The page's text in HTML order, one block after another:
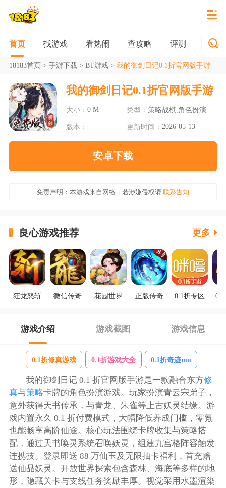
首页 找游戏 看热闹 查攻略 评测 新游
18183首页> 手游下载> BT游戏> 我的御剑日记0.1折官网版手游
我的御剑日记0.1折官网版手游
大小：0 M 类型： 策略战棋,角色扮演
版本： 更新时间： 2026-05-13
安卓下载
免责声明：本游戏来自网络，若涉嫌侵权请 联系告知
良心游戏推荐 更多
狂龙怒斩 微信传奇 花园世界 正版传奇 0.1折专区
游戏介绍 游戏截图 游戏信息
0.1折修真游戏 0.1折游戏大全 0.1折奇迹mu
我的御剑日记 0.1 折官网版手游是一款融合东方修
真与策略卡牌的角色扮演游戏。玩家扮演青云宗弟子，
意外获得天书传承，与青龙、朱雀等上古妖灵结缘。游
戏内置永久 0.1 折付费模式，大幅降低养成门槛，零氪
也能畅享高阶仙途。核心玩法围绕卡牌收集与策略搭
配，通过天书唤灵系统召唤妖灵，组建九宫格阵容触发
连携技。登录即送 88 万仙玉及无限抽卡福利，首充赠
送仙品妖灵。开放世界探索包含森林、海底等多样的地
形，隐藏关卡与支线任务奖励丰厚。视觉采用水墨渲染